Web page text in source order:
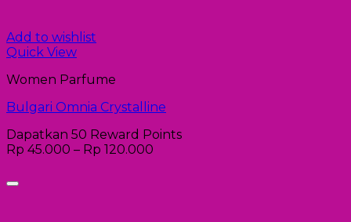
Add to wishlist
Quick View
Women Parfume
Bulgari Omnia Crystalline
Dapatkan 50 Reward Points
Rp 45.000 – Rp 120.000